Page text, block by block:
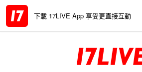
下載 17LIVE App 享受更直接互動